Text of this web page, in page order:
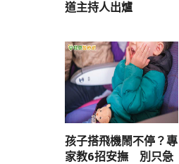
道主持人出爐
孩子搭飛機鬧不停？專
家教6招安撫 別只急